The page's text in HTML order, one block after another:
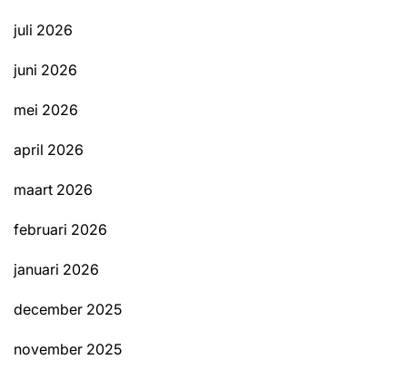
juli 2026
juni 2026
mei 2026
april 2026
maart 2026
februari 2026
januari 2026
december 2025
november 2025